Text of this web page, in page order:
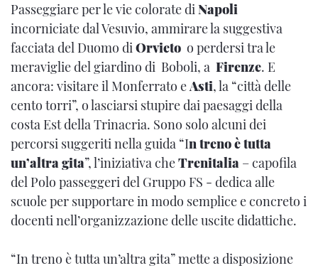
Passeggiare per le vie colorate diNapoli
incorniciate dal Vesuvio, ammirare la suggestiva
facciata del Duomo diOrvieto o perdersi tra le
meraviglie del giardino di Boboli, a Firenze. E
ancora: visitare il Monferrato eAsti, la “città delle
cento torri”, o lasciarsi stupire dai paesaggi della
costa Est della Trinacria. Sono solo alcuni dei
percorsi suggeriti nella guida “In treno è tutta
un’altra gita”, l’iniziativa cheTrenitalia – capofila
del Polo passeggeri del Gruppo FS - dedica alle
scuole per supportare in modo semplice e concreto i
docenti nell’organizzazione delle uscite didattiche.
“In treno è tutta un’altra gita” mette a disposizione